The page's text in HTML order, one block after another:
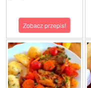
Zobacz przepis!